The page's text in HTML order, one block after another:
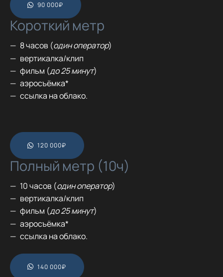
90 000₽
Короткий метр
8 часов (один оператор)
вертикалка/клип
фильм (до 25 минут)
аэросъёмка*
ссылка на облако.
120 000₽
Полный метр (10ч)
10 часов (один оператор)
вертикалка/клип
фильм (до 25 минут)
аэросъёмка*
ссылка на облако.
140 000₽